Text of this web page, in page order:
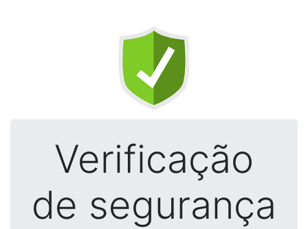
Verificação
de segurança